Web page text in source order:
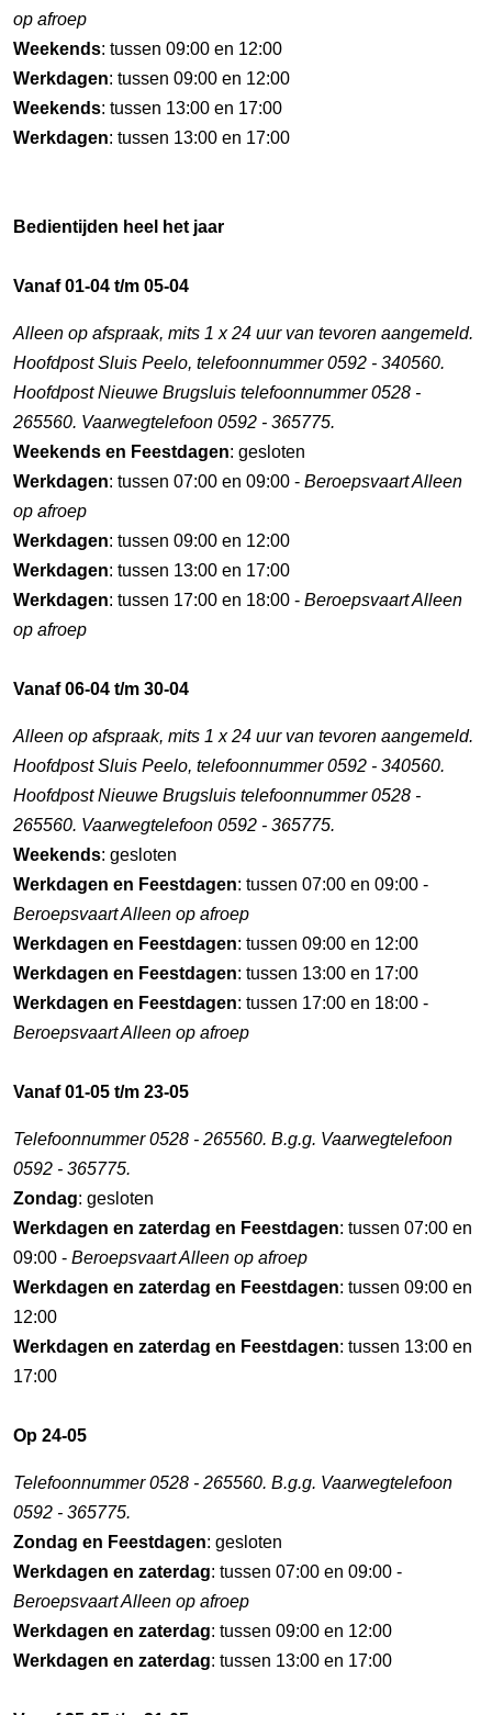
op afroep
Weekends: tussen 09:00 en 12:00
Werkdagen: tussen 09:00 en 12:00
Weekends: tussen 13:00 en 17:00
Werkdagen: tussen 13:00 en 17:00
Bedientijden heel het jaar
Vanaf 01-04 t/m 05-04
Alleen op afspraak, mits 1 x 24 uur van tevoren aangemeld.
Hoofdpost Sluis Peelo, telefoonnummer 0592 - 340560.
Hoofdpost Nieuwe Brugsluis telefoonnummer 0528 -
265560. Vaarwegtelefoon 0592 - 365775.
Weekends en Feestdagen: gesloten
Werkdagen: tussen 07:00 en 09:00 - Beroepsvaart Alleen
op afroep
Werkdagen: tussen 09:00 en 12:00
Werkdagen: tussen 13:00 en 17:00
Werkdagen: tussen 17:00 en 18:00 - Beroepsvaart Alleen
op afroep
Vanaf 06-04 t/m 30-04
Alleen op afspraak, mits 1 x 24 uur van tevoren aangemeld.
Hoofdpost Sluis Peelo, telefoonnummer 0592 - 340560.
Hoofdpost Nieuwe Brugsluis telefoonnummer 0528 -
265560. Vaarwegtelefoon 0592 - 365775.
Weekends: gesloten
Werkdagen en Feestdagen: tussen 07:00 en 09:00 -
Beroepsvaart Alleen op afroep
Werkdagen en Feestdagen: tussen 09:00 en 12:00
Werkdagen en Feestdagen: tussen 13:00 en 17:00
Werkdagen en Feestdagen: tussen 17:00 en 18:00 -
Beroepsvaart Alleen op afroep
Vanaf 01-05 t/m 23-05
Telefoonnummer 0528 - 265560. B.g.g. Vaarwegtelefoon
0592 - 365775.
Zondag: gesloten
Werkdagen en zaterdag en Feestdagen: tussen 07:00 en
09:00 - Beroepsvaart Alleen op afroep
Werkdagen en zaterdag en Feestdagen: tussen 09:00 en
12:00
Werkdagen en zaterdag en Feestdagen: tussen 13:00 en
17:00
Op 24-05
Telefoonnummer 0528 - 265560. B.g.g. Vaarwegtelefoon
0592 - 365775.
Zondag en Feestdagen: gesloten
Werkdagen en zaterdag: tussen 07:00 en 09:00 -
Beroepsvaart Alleen op afroep
Werkdagen en zaterdag: tussen 09:00 en 12:00
Werkdagen en zaterdag: tussen 13:00 en 17:00